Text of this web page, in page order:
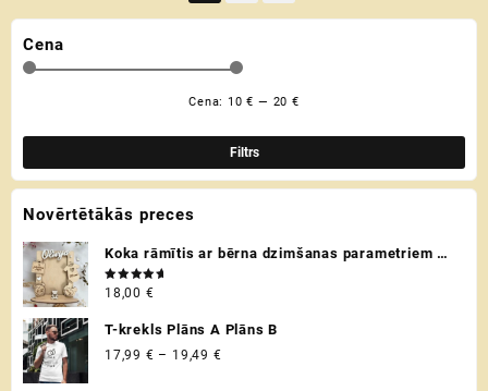
may
the
product
page
the
product
Cena
Filtrs
Cena: 10 € — 20 €
Novērtētākās preces
Koka rāmītis ar bērna dzimšanas parametriem /
metriku - personalizēta dāvana raudzībās un
citos svētkos ♡
Novērtēts
ar 5.00
18,00 €
T-krekls Plāns A Plāns B
17,99 € – 19,49 €